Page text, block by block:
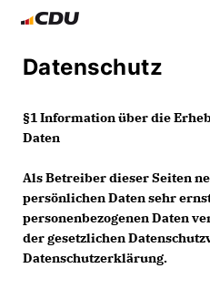
Datenschutz
§1 Information über die
Daten
Als Betreiber dieser Seiten
persönlichen Daten sehr
personenbezogenen Daten
der gesetzlichen
Datenschutzerklärung.